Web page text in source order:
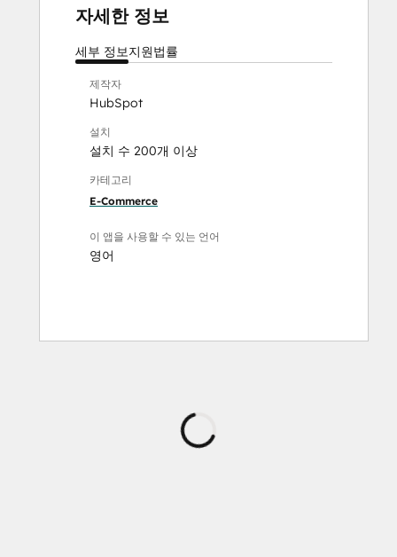
자세한 정보
세부 정보지원법률
제작자
HubSpot
설치
설치 수 200개 이상
카테고리
E-Commerce
이 앱을 사용할 수 있는 언어
영어
드